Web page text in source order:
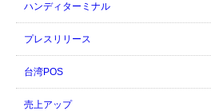
ハンディターミナル
プレスリリース
台湾POS
売上アップ